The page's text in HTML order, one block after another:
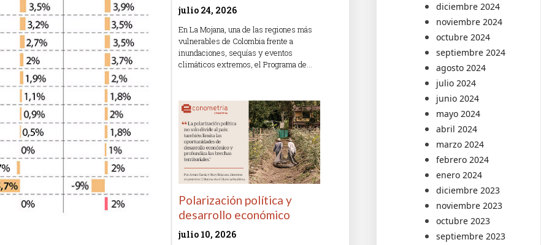
julio 24, 2026
En La Mojana, una de las regiones más
vulnerables de Colombia frente a
inundaciones, sequías y eventos
climáticos extremos, el Programa de…
Polarización política y
desarrollo económico
julio 10, 2026
diciembre 2024
noviembre 2024
octubre 2024
septiembre 2024
agosto 2024
julio 2024
junio 2024
mayo 2024
abril 2024
marzo 2024
febrero 2024
enero 2024
diciembre 2023
noviembre 2023
octubre 2023
septiembre 2023